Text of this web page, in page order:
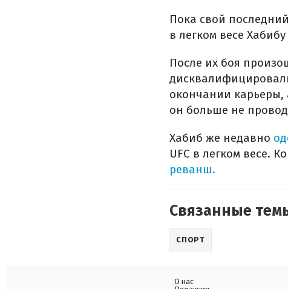
Пока свой
в легком весе
После их боя
окончании карьеры,
он больше не
Хабиб же недавно
UFC в легком весе.
реванш.
Связанные
СПОРТ
О нас